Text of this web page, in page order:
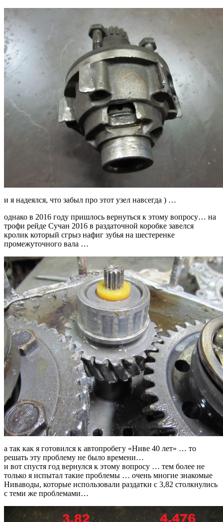
и я надеялся, что забыл про этот узел навсегда ) …
однако в 2016 году пришлось вернуться к этому вопросу… на
трофи рейде Сучан 2016 в раздаточной коробке завелся
кролик который сгрыз нафиг зубья на шестеренке
промежуточного вала …
а так как я готовился к автопробегу «Ниве 40 лет» … то
решать эту проблему не было времени…
и вот спустя год вернулся к этому вопросу … тем более не
только я испытал такие проблемы … очень многие знакомые
Ниваводы, которые использовали раздатки с 3,82 столкнулись
с теми же проблемами…